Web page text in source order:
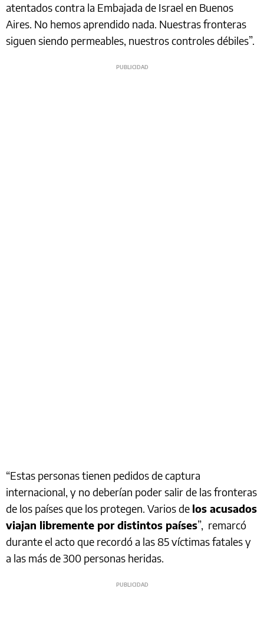
atentados contra la Embajada de Israel en Buenos
Aires. No hemos aprendido nada. Nuestras fronteras
siguen siendo permeables, nuestros controles débiles”.
“Estas personas tienen pedidos de captura
internacional, y no deberían poder salir de las fronteras
de los países que los protegen. Varios de los acusados
viajan libremente por distintos países”, remarcó
durante el acto que recordó a las 85 víctimas fatales y
a las más de 300 personas heridas.